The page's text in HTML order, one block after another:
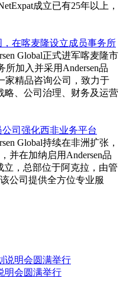
成立已有25年以上，
，在喀麦隆设立成员事务所
Global正式进军喀麦隆市
所加入并采用Andersen品
家精品咨询公司，致力于
略、公司治理、财务及运营
公司强化西非业务平台
Global持续在非洲扩张，
并在加纳启用Andersen品
立，总部位于阿克拉，由管
公司提供全方位专业服
明会圆满举行